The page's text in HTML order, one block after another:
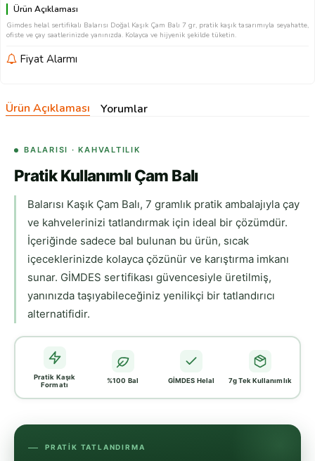
Ürün Açıklaması
Gimdes helal sertifikalı Balarısı Doğal Kaşık Çam Balı 7 gr, pratik kaşık tasarımıyla seyahatte,
ofiste ve çay saatlerinizde yanınızda. Kolayca ve hijyenik şekilde tüketin.
Fiyat Alarmı
Ürün Açıklaması Yorumlar
BALARISI · KAHVALTILIK
Pratik Kullanımlı Çam Balı
Balarısı Kaşık Çam Balı, 7 gramlık pratik ambalajıyla çay
ve kahvelerinizi tatlandırmak için ideal bir çözümdür.
İçeriğinde sadece bal bulunan bu ürün, sıcak
içeceklerinizde kolayca çözünür ve karıştırma imkanı
sunar. GİMDES sertifikası güvencesiyle üretilmiş,
yanınızda taşıyabileceğiniz yenilikçi bir tatlandırıcı
alternatifidir.
Pratik Kaşık
Formatı
%100 Bal GİMDES Helal 7g Tek Kullanımlık
PRATIK TATLANDIRMA